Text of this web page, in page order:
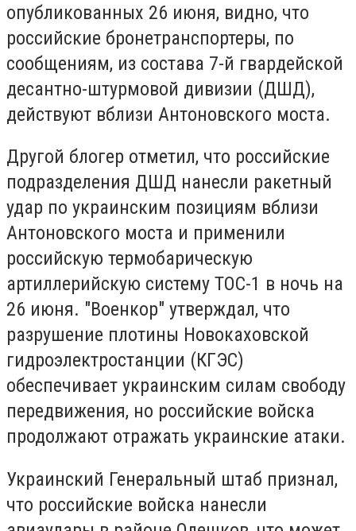
опубликованных 26 июня, видно, что
российские бронетранспортеры, по
сообщениям, из состава 7-й гвардейской
десантно-штурмовой дивизии (ДШД),
действуют вблизи Антоновского моста.
Другой блогер отметил, что российские
подразделения ДШД нанесли ракетный
удар по украинским позициям вблизи
Антоновского моста и применили
российскую термобарическую
артиллерийскую систему ТОС-1 в ночь на
26 июня. "Военкор" утверждал, что
разрушение плотины Новокаховской
гидроэлектростанции (КГЭС)
обеспечивает украинским силам свободу
передвижения, но российские войска
продолжают отражать украинские атаки.
Украинский Генеральный штаб признал,
что российские войска нанесли